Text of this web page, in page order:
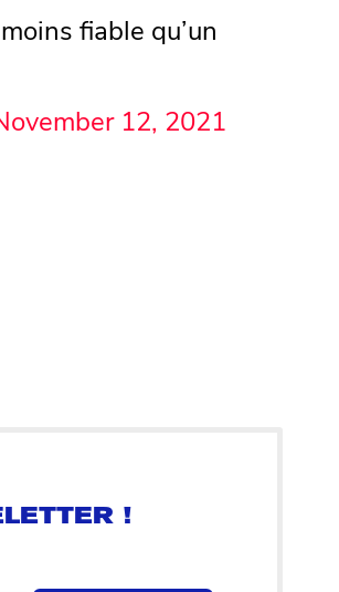
fiable qu’un
12, 2021